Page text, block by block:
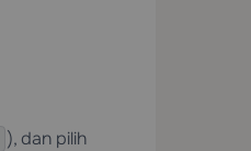
), dan pilih